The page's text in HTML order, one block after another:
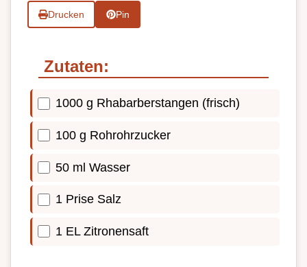
Drucken Pin
Zutaten:
1000 g Rhabarberstangen (frisch)
100 g Rohrohrzucker
50 ml Wasser
1 Prise Salz
1 EL Zitronensaft